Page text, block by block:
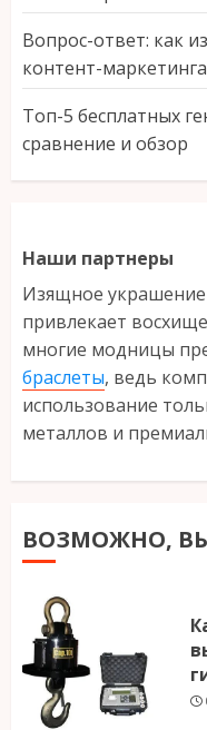
Вопрос-ответ: как
контент-
Топ-5 бесплатных
сравнение и обзор
Наши партнеры
Изящное украшение
привлекает
многие модницы
браслеты, ведь
использование
металлов и
ВОЗМОЖНО,